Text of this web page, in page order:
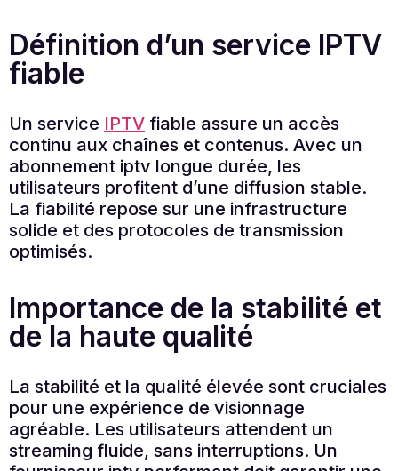
Définition d’un service IPTV
fiable
Un service IPTV fiable assure un accès
continu aux chaînes et contenus. Avec un
abonnement iptv longue durée, les
utilisateurs profitent d’une diffusion stable.
La fiabilité repose sur une infrastructure
solide et des protocoles de transmission
optimisés.
Importance de la stabilité et
de la haute qualité
La stabilité et la qualité élevée sont cruciales
pour une expérience de visionnage
agréable. Les utilisateurs attendent un
streaming fluide, sans interruptions. Un